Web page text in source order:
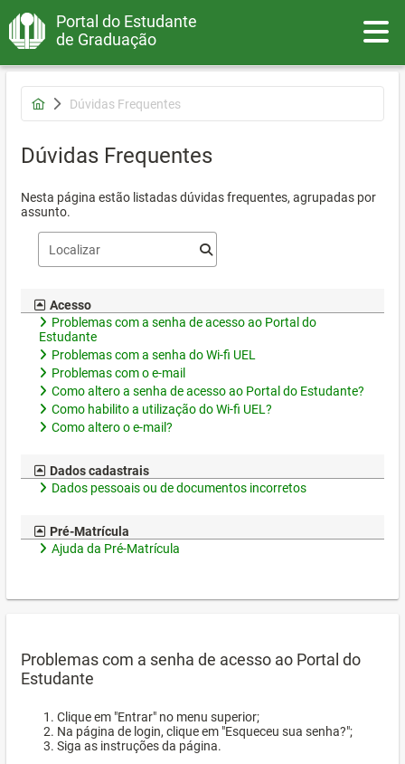
Portal do Estudante
de Graduação
Dúvidas Frequentes
Dúvidas Frequentes
Nesta página estão listadas dúvidas frequentes, agrupadas por
assunto.
Acesso
Problemas com a senha de acesso ao Portal do
Estudante
Problemas com a senha do Wi-fi UEL
Problemas com o e-mail
Como altero a senha de acesso ao Portal do Estudante?
Como habilito a utilização do Wi-fi UEL?
Como altero o e-mail?
Dados cadastrais
Dados pessoais ou de documentos incorretos
Pré-Matrícula
Ajuda da Pré-Matrícula
Problemas com a senha de acesso ao Portal do
Estudante
Clique em "Entrar" no menu superior;
Na página de login, clique em "Esqueceu sua senha?";
Siga as instruções da página.